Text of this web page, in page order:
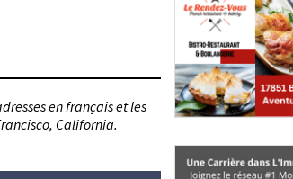
en français et les
California.